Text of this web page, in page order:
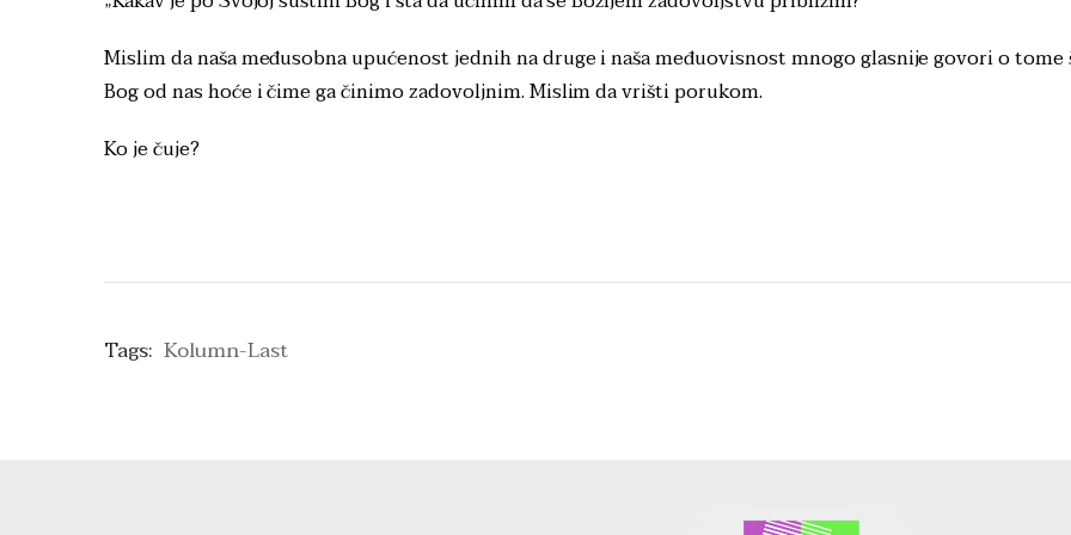
Mislim da naša međusobna upućenost jednih na druge i naša međuovisnost mnogo glasnije govori o tome
Bog od nas hoće i čime ga činimo zadovoljnim. Mislim da vrišti porukom.
Ko je čuje?
Tags: Kolumn-Last